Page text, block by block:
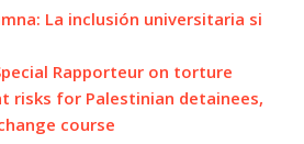
La inclusión universitaria si
Rapporteur on torture
risks for Palestinian detainees,
course